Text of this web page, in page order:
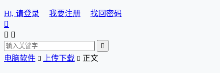
Hi, 请登录 我要注册
找回密码

 

电脑软件  上传下载  正文